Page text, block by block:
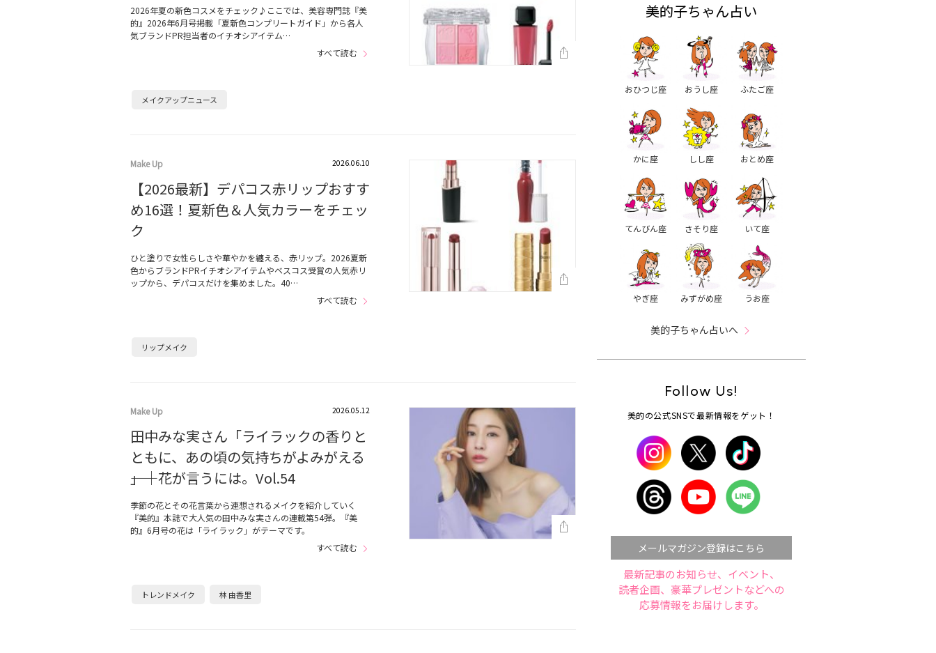
2026年夏の新色コスメをチェック♪ここでは、美容専門誌『美
的』2026年6月号掲載「夏新色コンプリートガイド」から各人
気ブランドPR担当者のイチオシアイテム…
すべて読む
メイクアップニュース
Make Up 2026.06.10
【2026最新】デパコス赤リップおすす
め16選！夏新色＆人気カラーをチェッ
ク
ひと塗りで女性らしさや華やかを纏える、赤リップ。2026夏新
色からブランドPRイチオシアイテムやベスコス受賞の人気赤リ
ップから、デパコスだけを集めました。40…
すべて読む
リップメイク
Make Up 2026.05.12
田中みな実さん「ライラックの香りと
ともに、あの頃の気持ちがよみがえる
――」｜花が言うには。Vol.54
季節の花とその花言葉から連想されるメイクを紹介していく
『美的』本誌で大人気の田中みな実さんの連載第54弾。『美
的』6月号の花は「ライラック」がテーマです。
すべて読む
トレンドメイク 林 由香里
美的子ちゃん占い
おひつじ座 おうし座 ふたご座
かに座 しし座 おとめ座
てんびん座 さそり座 いて座
やぎ座 みずがめ座 うお座
美的子ちゃん占いへ
Follow Us!
美的の公式SNSで最新情報をゲット！
メールマガジン登録はこちら
最新記事のお知らせ、イベント、
読者企画、豪華プレゼントなどへの
応募情報をお届けします。